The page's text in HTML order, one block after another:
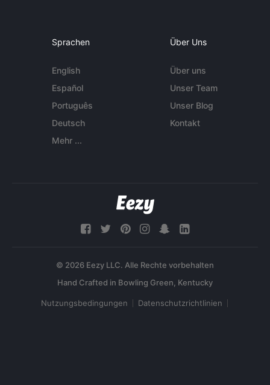
Sprachen
English
Español
Português
Deutsch
Mehr ...
Über Uns
Über uns
Unser Team
Unser Blog
Kontakt
© 2026 Eezy LLC. Alle Rechte vorbehalten
Nutzungsbedingungen Datenschutzrichtlinien